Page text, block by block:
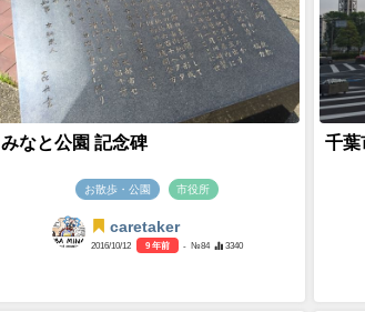
みなと公園 記念碑
お散歩・公園 市役所
caretaker
2016/10/12 9 年前 - №84 3340
千葉